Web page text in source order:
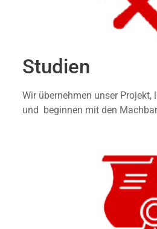
Studien
Wir übernehmen unser Projekt,
und beginnen mit den